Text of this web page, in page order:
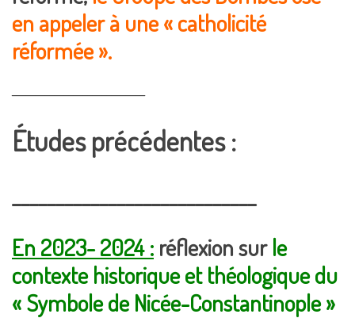
en appeler à une « catholicité
réformée ».
Études précédentes :
En 2023- 2024 : réflexion surle
contexte historique et théologique du
« Symbole de Nicée-Constantinople »